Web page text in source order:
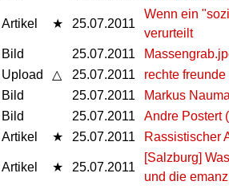
Artikel ★ 25.07.2011
Wenn ein
verurteilt
Bild 25.07.2011
Upload △ 25.07.2011
rechte
Bild 25.07.2011
Markus
Bild 25.07.2011
Andre Postert
Artikel ★ 25.07.2011 Rassistischer
Artikel ★ 25.07.2011
[Salzburg]
und die